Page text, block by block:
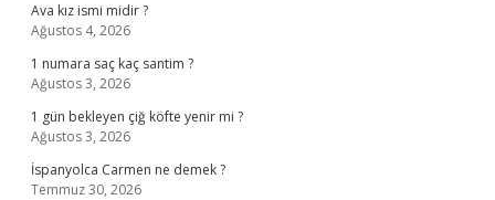
Ava kız ismi midir ?
Ağustos 4, 2026
1 numara saç kaç santim ?
Ağustos 3, 2026
1 gün bekleyen çiğ köfte yenir mi ?
Ağustos 3, 2026
İspanyolca Carmen ne demek ?
Temmuz 30, 2026